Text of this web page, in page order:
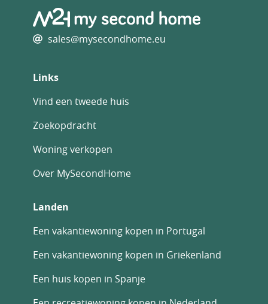
sales@mysecondhome.eu
Links
Vind een tweede huis
Zoekopdracht
Woning verkopen
Over MySecondHome
Landen
Een vakantiewoning kopen in Portugal
Een vakantiewoning kopen in Griekenland
Een huis kopen in Spanje